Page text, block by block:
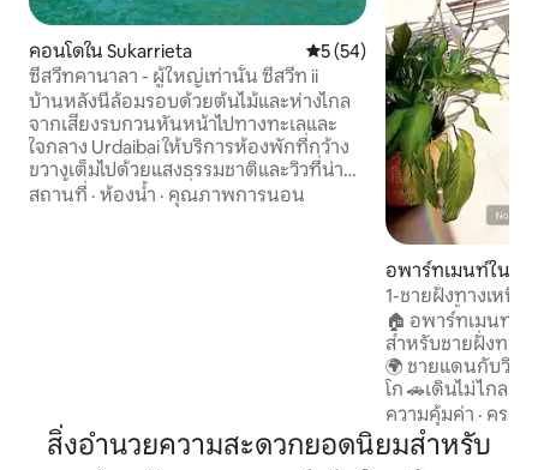
คอนโดใน Sukarrieta คะแนนเฉลี่ย 5 จาก 5, 54 รีวิว
5 (54)
ซีสวีทคานาลา - ผู้ใหญ่เท่านั้น ซีสวีท ii
บ้านหลังนี้ล้อมรอบด้วยต้นไม้และห่างไกล
จากเสียงรบกวนหันหน้าไปทางทะเลและ
ใจกลาง Urdaibai ให้บริการห้องพักที่กว้าง
ขวางเต็มไปด้วยแสงธรรมชาติและวิวที่น่าทึ่ง
บนพื้นเป็นห้องสวีทที่มีห้องพักพร้อม
มาพักผ่อน หน้าต่างที่งดงามของห้องนั่ง
เล่นมีกันสาดแบบยืดขยายได้ซึ่งช่วยปกป้อง
สถานที่ · ห้องน้ำ · คุณภาพการนอน
อพาร์ทเมนท์ใน ค
าเลส
1-ชายฝั่งทางเหนือ-
สระว่ายน้ำ-ห้องอ
🏠 อพาร์ทเมนท์ใหม่ ทำเล 🌊 ที่เห
สำหรับชายฝั่งทาง
🌍 ชายแดนกับวิสก
โก 🚗เดินไม่ไกลจากมอเตอร์เวย์ A -8 ✈️ บิล
บาโอ – 35 นาที 🚗
🚗 🏖ชายหาด 🍜อาหารและเครื่องดื่ม อ
พาร์ทเมนท์เต็ม🏡
ความคุ้มค่า · ครอบ
สิ่งอำนวยความสะดวกยอดนิยมสำหรับ